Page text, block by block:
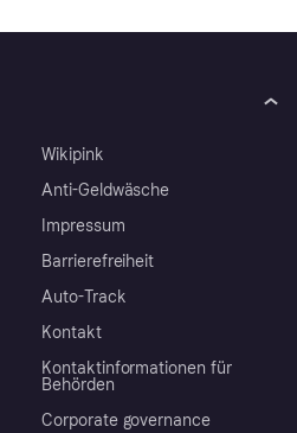
Wikipink
Anti-Geldwäsche
Impressum
Barrierefreiheit
Auto-Track
Kontakt
Kontaktinformationen für
Behörden
Corporate governance